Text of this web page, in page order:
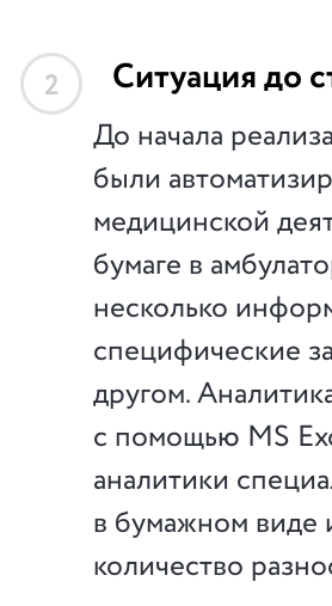
2 Ситуация до
До начала
были
медицинской
бумаге в
несколько
специфические
другом.
с помощью MS
аналитики
в бумажном виде
количество